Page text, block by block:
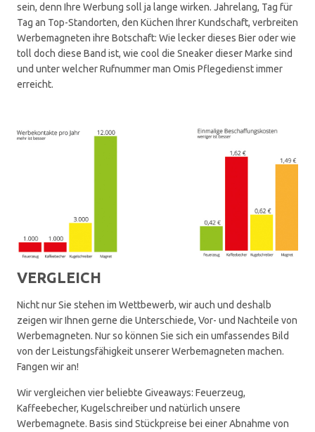
sein, denn Ihre Werbung soll ja lange wirken. Jahrelang, Tag für
Tag an Top-Standorten, den Küchen Ihrer Kundschaft, verbreiten
Werbemagneten ihre Botschaft: Wie lecker dieses Bier oder wie
toll doch diese Band ist, wie cool die Sneaker dieser Marke sind
und unter welcher Rufnummer man Omis Pflegedienst immer
erreicht.
VERGLEICH
Nicht nur Sie stehen im Wettbewerb, wir auch und deshalb
zeigen wir Ihnen gerne die Unterschiede, Vor- und Nachteile von
Werbemagneten. Nur so können Sie sich ein umfassendes Bild
von der Leistungsfähigkeit unserer Werbemagneten machen.
Fangen wir an!
Wir vergleichen vier beliebte Giveaways: Feuerzeug,
Kaffeebecher, Kugelschreiber und natürlich unsere
Werbemagnete. Basis sind Stückpreise bei einer Abnahme von